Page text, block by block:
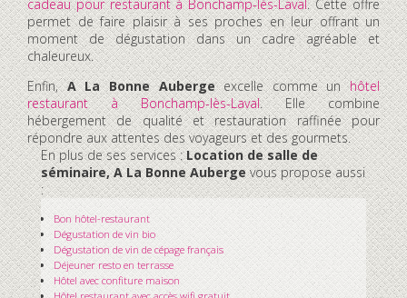
cadeau pour restaurant à Bonchamp-lès-Laval. Cette offre
permet de faire plaisir à ses proches en leur offrant un
moment de dégustation dans un cadre agréable et
chaleureux.
Enfin,A La Bonne Aubergeexcelle comme unhôtel
restaurant à Bonchamp-lès-Laval. Elle combine
hébergement de qualité et restauration raffinée pour
répondre aux attentes des voyageurs et des gourmets.
En plus de ses services :Location de salle de
séminaire, A La Bonne Aubergevous propose aussi
:
Bon hôtel-restaurant
Dégustation de vin bio
Dégustation de vin de cépage français
Déjeuner resto en terrasse
Hôtel avec confiture maison